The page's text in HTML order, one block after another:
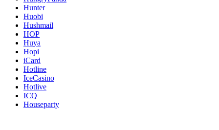
Hunter
Huobi
Hushmail
HOP
Huya
Hopi
iCard
Hotline
IceCasino
Hotlive
ICQ
Houseparty